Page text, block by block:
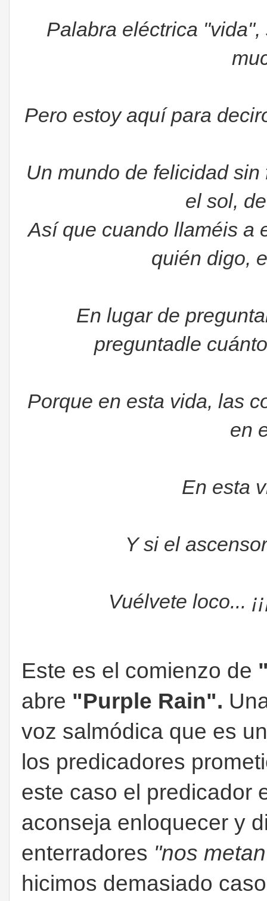
Palabra eléctrica
Pero estoy aquí para
Un mundo de felicidad
el sol,
Así que cuando llaméis a
quién digo,
En lugar de
preguntadle
Porque en esta vida, las
en
En esta
Y si el
Vuélvete loco...
Este es el comienzo de
abre "Purple Rain".
voz salmódica que es
los predicadores
este caso el predicador
aconseja enloquecer y
enterradores "nos
hicimos demasiado